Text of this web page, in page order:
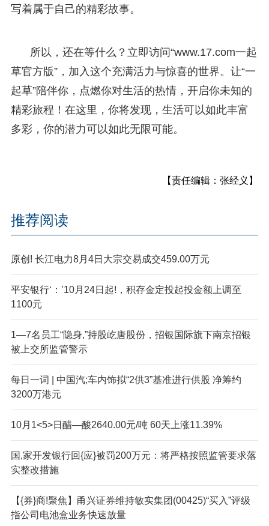
写着属于自己的精彩故事。
所以，还在等什么？立即访问“www.17.com一起
草官方版”，加入这个充满活力与惊喜的世界。让“一
起草”陪伴你，点燃你对生活的热情，开启你未知的
精彩旅程！在这里，你将发现，生活可以如此丰富
多彩，你的潜力可以如此无限可能。
【责任编辑：张经义】
推荐阅读
原创! 长江电力8月4日大宗交易成交459.00万元
平安银行‘：’10月24日起!，积存金定投起投金额上调至
1100元
1—7名员工“隐身,”持股屹唐股份，招银国际旗下南京招银
被上交所监管警示
每日一词 | 中国汽;车内饰拟“2供3”基准进行供股 净筹约
3200万港元
10月1<5>日醋—酸2640.00元/吨 60天上涨11.39%
国,家开发银行回{应}被罚200万元：将严格按照监管要求落
实整改措施
【{券}商!聚焦】甬兴证券维持敏实集团(00425)“买入”评级
指公司电池盒业务快速放量